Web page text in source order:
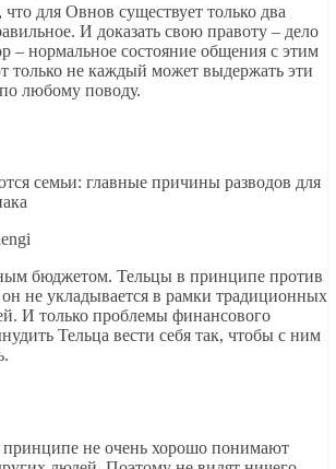
для Овнов существует только два
И доказать свою правоту – дело
– нормальное состояние общения с этим
только не каждый может выдержать эти
любому поводу.
бюджетом. Тельцы в принципе против
он не укладывается в рамки традиционных
И только проблемы финансового
Тельца вести себя так, чтобы с ним
не очень хорошо понимают